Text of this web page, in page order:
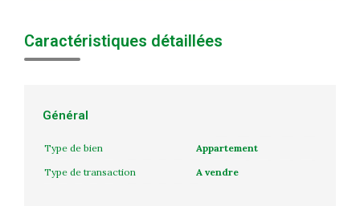
Caractéristiques détaillées
Général
Type de bien
Appartement
Type de transaction
A vendre